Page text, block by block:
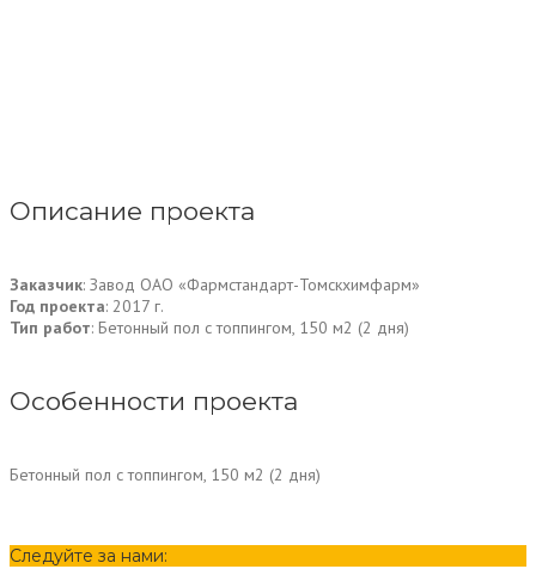
Описание проекта
Заказчик: Завод ОАО «Фармстандарт-Томскхимфарм»
Год проекта: 2017 г.
Тип работ: Бетонный пол с топпингом, 150 м2 (2 дня)
Особенности проекта
Бетонный пол с топпингом, 150 м2 (2 дня)
Следуйте за нами: